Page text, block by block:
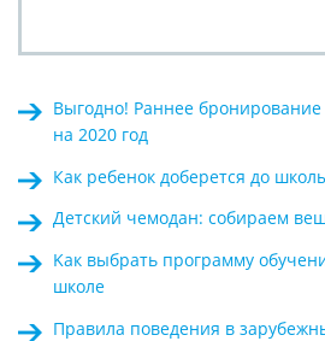
Выгодно! Раннее
на 2020 год
Как ребенок доберется до
Детский чемодан: собираем
Kак выбрать программу
школе
Правила поведения в